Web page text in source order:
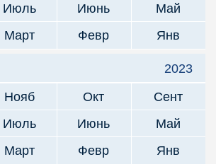
Июль Июнь
Май
Март Февр Янв
2023
Нояб Окт
Сент
Июль Июнь
Май
Март Февр Янв